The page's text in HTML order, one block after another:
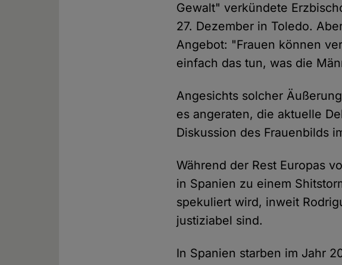
Gewalt" verkündete
27. Dezember in Toledo.
Angebot: "Frauen können
einfach das tun, was die
Angesichts solcher
es angeraten, die aktuelle
Diskussion des Frauenbilds
Während der Rest Europas
in Spanien zu einem
spekuliert wird, inweit
justiziabel sind.
In Spanien starben im Jahr